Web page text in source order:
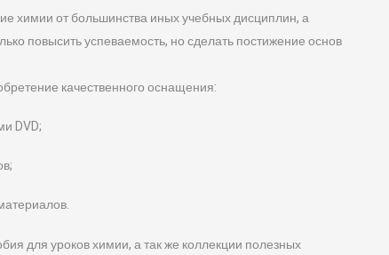
химии от большинства иных учебных дисциплин, а
повысить успеваемость, но сделать постижение основ
качественного оснащения:
DVD;
для уроков химии, а так же коллекции полезных